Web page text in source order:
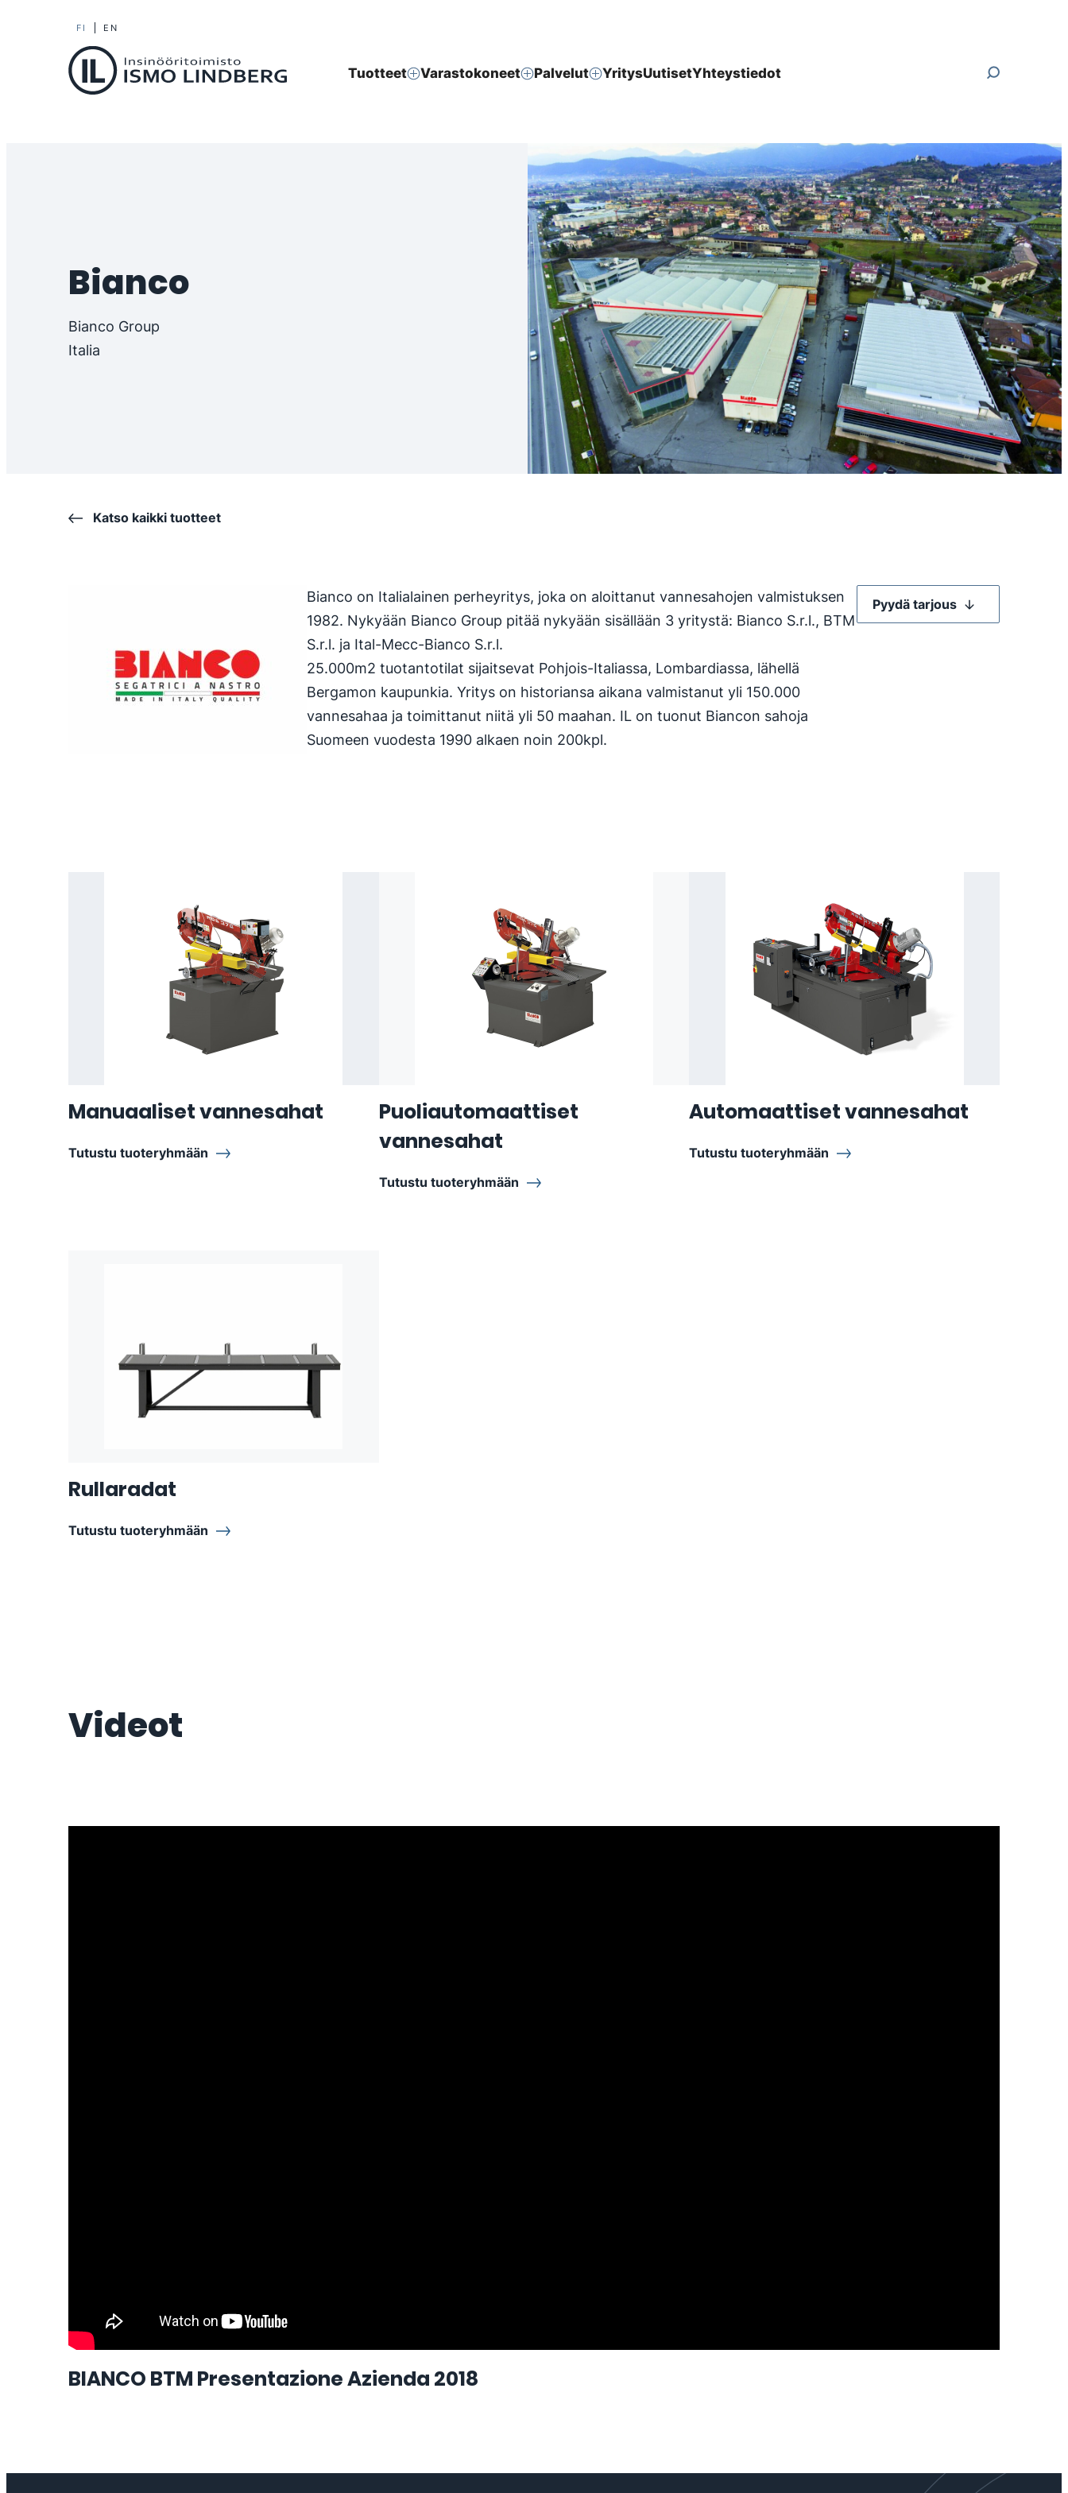
sisältöön
FI EN
Il-machinery
Tuotteet Varastokoneet Palvelut YritysUutisetYhteystiedot
Bianco
Bianco Group
Italia
Katso kaikki tuotteet
Bianco on Italialainen perheyritys, joka on aloittanut vannesahojen valmistuksen
1982. Nykyään Bianco Group pitää nykyään sisällään 3 yritystä: Bianco S.r.l., BTM
S.r.l. ja Ital-Mecc-Bianco S.r.l.
25.000m2 tuotantotilat sijaitsevat Pohjois-Italiassa, Lombardiassa, lähellä
Bergamon kaupunkia. Yritys on historiansa aikana valmistanut yli 150.000
vannesahaa ja toimittanut niitä yli 50 maahan. IL on tuonut Biancon sahoja
Suomeen vuodesta 1990 alkaen noin 200kpl.
Pyydä tarjous
Manuaaliset vannesahat
Tutustu tuoteryhmään
Puoliautomaattiset
vannesahat
Tutustu tuoteryhmään
Automaattiset vannesahat
Tutustu tuoteryhmään
Rullaradat
Tutustu tuoteryhmään
Videot
BIANCO BTM Presentazione Azienda 2018